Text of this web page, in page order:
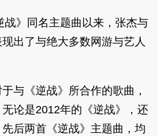
》同名主题曲以来，张杰与
现出了与绝大多数网游与艺人
《逆战》所合作的歌曲，
论是2012年的《逆战》，还
后两首《逆战》主题曲，均